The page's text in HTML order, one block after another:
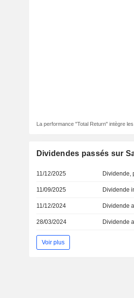
La performance "Total Return" intègre
Dividendes passés sur
11/12/2025 Dividende,
11/09/2025 Dividende
11/12/2024 Dividende
28/03/2024 Dividende
Voir plus